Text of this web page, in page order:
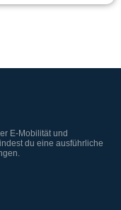
E-Mobilität und
du eine ausführliche